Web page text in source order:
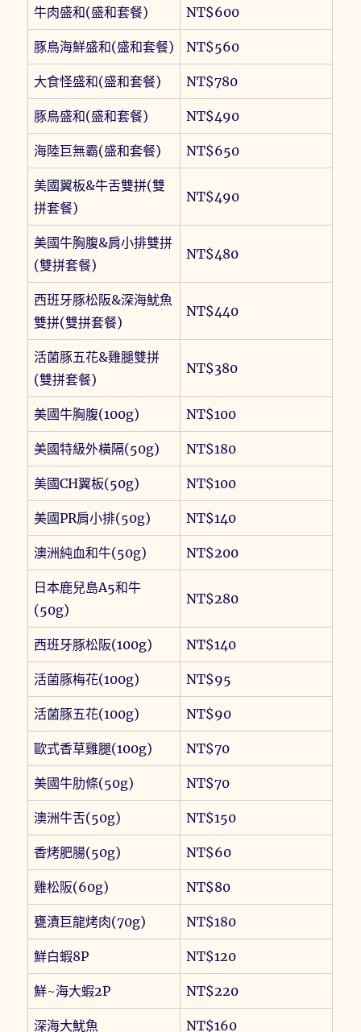
牛肉盛和(盛和套餐) NT$600
豚鳥海鮮盛和(盛和套餐) NT$560
大食怪盛和(盛和套餐) NT$780
豚鳥盛和(盛和套餐) NT$490
海陸巨無霸(盛和套餐) NT$650
美國翼板&牛舌雙拼(雙
拼套餐)
NT$490
美國牛胸腹&肩小排雙拼
(雙拼套餐)
NT$480
西班牙豚松阪&深海魷魚
雙拼(雙拼套餐)
NT$440
活菌豚五花&雞腿雙拼
(雙拼套餐)
NT$380
美國牛胸腹(100g) NT$100
美國特級外橫隔(50g) NT$180
美國CH翼板(50g) NT$100
美國PR肩小排(50g) NT$140
澳洲純血和牛(50g) NT$200
日本鹿兒島A5和牛
(50g)
NT$280
西班牙豚松阪(100g) NT$140
活菌豚梅花(100g) NT$95
活菌豚五花(100g) NT$90
歐式香草雞腿(100g) NT$70
美國牛肋條(50g) NT$70
澳洲牛舌(50g) NT$150
香烤肥腸(50g) NT$60
雞松阪(60g) NT$80
甕漬巨龍烤肉(70g) NT$180
鮮白蝦8P NT$120
鮮~海大蝦2P NT$220
深海大魷魚 NT$160